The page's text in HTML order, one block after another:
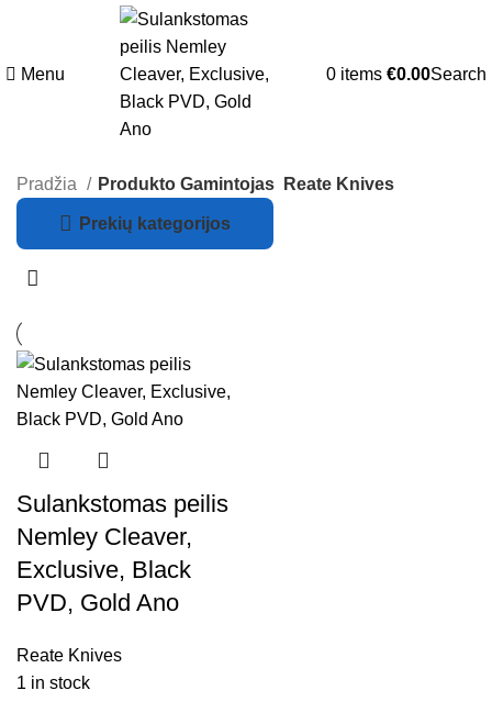
Menu 0 items €0.00Search
Pradžia Produkto Gamintojas Reate Knives
Prekių kategorijos
Sulankstomas peilis
Nemley Cleaver,
Exclusive, Black
PVD, Gold Ano
Reate Knives
1 in stock